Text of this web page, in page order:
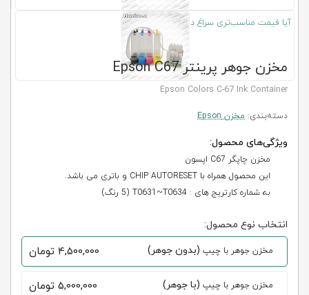
آیا قیمت مناسب‌تری سراغ دارید؟
مخزن جوهر پرینتر Epson C67
Epson Colors C-67 Ink Container
دسته‌بندی: مخزن Epson
ویژگی‌های محصول:
مخزن چاپگر C67 اپسون
این محصول همراه با CHIP AUTORESET و باتری می‌ باشد.
به شماره كارتريج های : T0631~T0634 (5 رنگ)
انتخاب نوع محصول:
مخزن جوهر با چیپ (بدون جوهر) 4,500,000 تومان
مخزن جوهر با چیپ (با جوهر) 5,000,000 تومان